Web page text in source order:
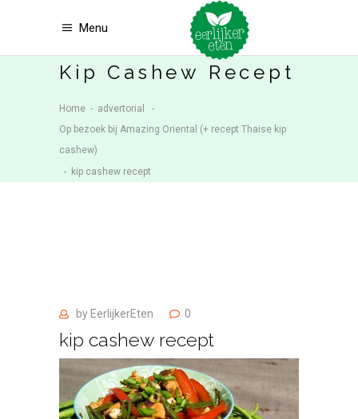
Menu
Kip Cashew Recept
Home - advertorial
-
Op bezoek bij Amazing Oriental (+ recept Thaise kip
cashew)
- kip cashew recept
by EerlijkerEten 0
kip cashew recept